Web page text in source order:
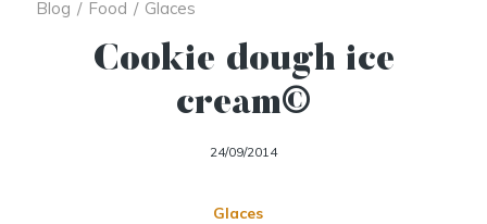
Blog / Food / Glaces
Cookie dough ice
cream©
24/09/2014
Glaces